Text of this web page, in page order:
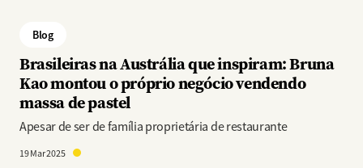
Blog
Brasileiras na Austrália que inspiram: Bruna
Kao montou o próprio negócio vendendo
massa de pastel
Apesar de ser de família proprietária de restaurante
19 Mar 2025